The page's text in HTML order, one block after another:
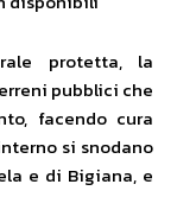
protetta, la
pubblici che
facendo cura
si snodano
e di Bigiana, e